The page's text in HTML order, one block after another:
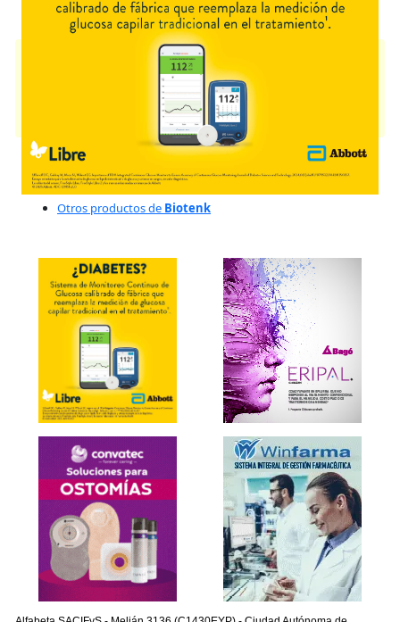
ketorolac trometamina
. Es producido porBiotenk y cuenta con 2 presentaciones
Algunas presentaciones cuentan con cobertura PAMI.
Explorar más
Otros productos con
Otros productos de Biotenk